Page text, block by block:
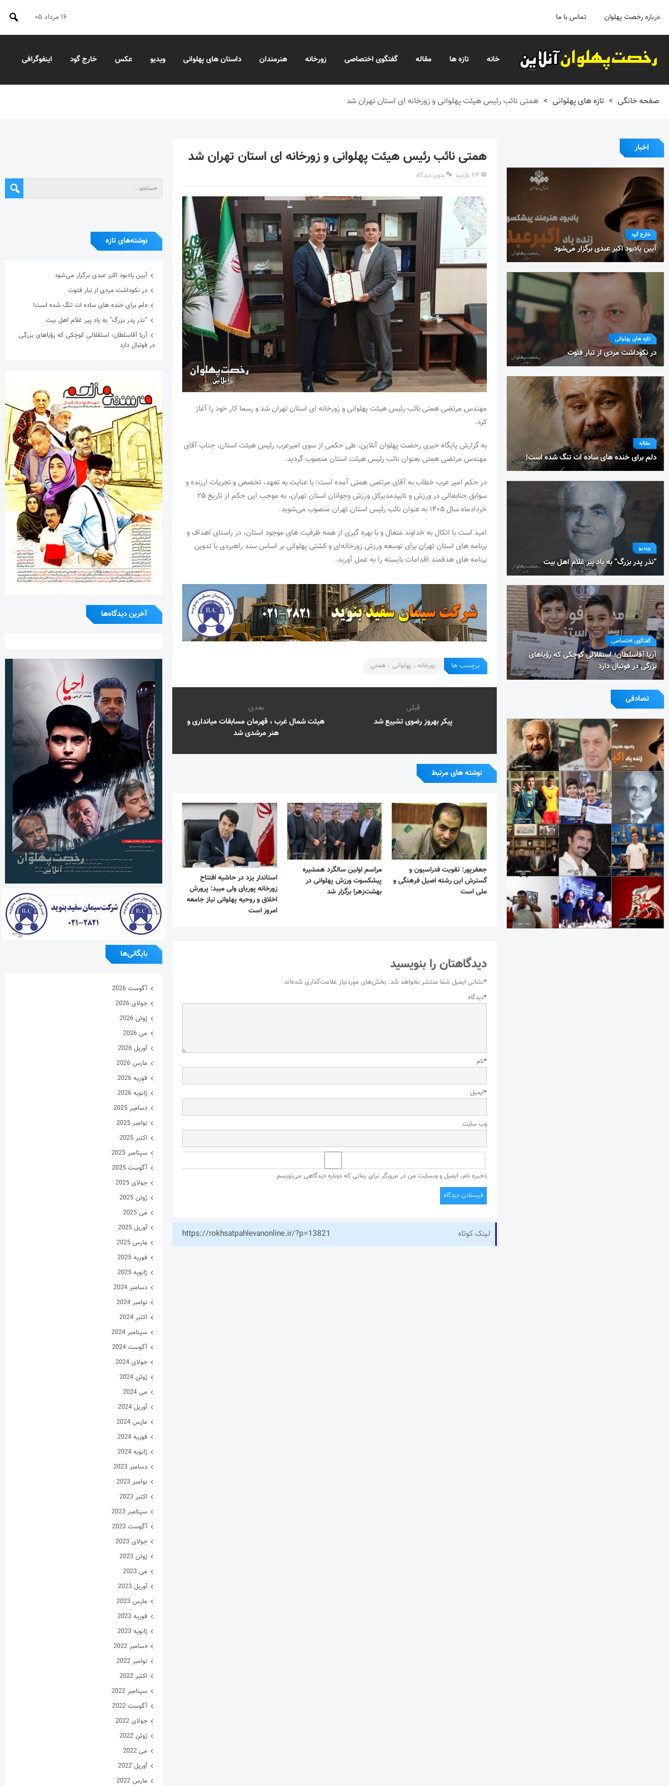
درباره رخصت پهلوان تماس با ما ۱۶ مرداد ۰۵
خانه تازه ها مقاله گفتگوی اختصاصی زورخانه هنرمندان داستان های پهلوانی ویدیو عکس خارج گود اینفوگرافی
صفحه خانگی > تازه های پهلوانی > همتی نائب رئیس هیئت پهلوانی و زورخانه ای استان تهران شد
اخبار
خارج گود
آیین یادبود اکبر عبدی برگزار می‌شود
تازه های پهلوانی
در نکوداشت مردی از تبار فتوت
مقاله
دلم برای خنده های ساده ات تنگ شده است!
ویدیو
“نذر پدر بزرگ” به یاد پیر غلام اهل بیت
گفتگوی اختصاصی
آریا آقاسلطان؛ استقلالیِ کوچکی که رؤیاهای
بزرگی در فوتبال دارد
تصادفی
همتی نائب رئیس هیئت پهلوانی و زورخانه ای استان تهران شد
۲۴ بازدید بدون دیدگاه
مهندس مرتضی همتی نائب رئیس هیئت پهلوانی و زورخانه ای استان تهران شد و رسما کار خود را آغاز
کرد.
به گزارش پایگاه خبری رخصت پهلوان آنلاین، طی حکمی از سوی امیرعرب رئیس هیئت استان، جناب آقای
مهندس مرتضی همتی بعنوان نائب رئیس هیئت استان منصوب گردید.
در حکم امیر عرب خطاب به آقای مرتضی همتی آمده است: با عنایت به تعهد، تخصص و تجریات ارزنده و
سوابق جنابعالی در ورزش و تاییدمدیرکل ورزش وجوانان استان تهران، به موجب این حکم از تاریخ ۲۵
خردادماه سال ۱۴۰۵ به عنوان نائب رئیس استان تهران منصوب می‌شوید.
امید است با اتکال به خداوند متعال و با بهره گیری از همه ظرفیت های موجود استان، در راستای اهداف و
برنامه های استان تهران برای توسعه ورزش زورخانه‌ای و کشتی پهلوانی بر اساس سند راهبردی با تدوین
برنامه های هدفمند اقدامات بایسته را به عمل آورید.
برچسب ها زورخانه ، پهلوانی ، همتی
قبلی
پیکر بهروز رضوی تشییع شد
بعدی
هیئت شمال غرب ، قهرمان مسابقات میانداری و
هنر مرشدی شد
نوشته های مرتبط
جعفرپور: تقویت فدراسیون و
گسترش این رشته اصیل فرهنگی و
ملی است
مراسم اولین سالگرد همشیره
پیشکسوت ورزش پهلوانی در
بهشت‌زهرا برگزار شد
استاندار یزد در حاشیه افتتاح
زورخانه پوریای ولی میبد: پرورش
اخلاق و روحیه پهلوانی نیاز جامعه
امروز است
دیدگاهتان را بنویسید
نشانی ایمیل شما منتشر نخواهد شد. بخش‌های موردنیاز علامت‌گذاری شده‌اند
*
دیدگاه*
نام*
ایمیل*
وب‌ سایت
ذخیره نام، ایمیل و وبسایت من در مرورگر برای زمانی که دوباره دیدگاهی می‌نویسم.
لینک کوتاه https://rokhsatpahlevanonline.ir/?p=13821
نوشته‌های تازه
آیین یادبود اکبر عبدی برگزار می‌شود
در نکوداشت مردی از تبار فتوت
دلم برای خنده های ساده ات تنگ شده است!
“نذر پدر بزرگ” به یاد پیر غلام اهل بیت
آریا آقاسلطان؛ استقلالیِ کوچکی که رؤیاهای بزرگی
در فوتبال دارد
آخرین دیدگاه‌ها
بایگانی‌ها
آگوست 2026
جولای 2026
ژوئن 2026
می 2026
آوریل 2026
مارس 2026
فوریه 2026
ژانویه 2026
دسامبر 2025
نوامبر 2025
اکتبر 2025
سپتامبر 2025
آگوست 2025
جولای 2025
ژوئن 2025
می 2025
آوریل 2025
مارس 2025
فوریه 2025
ژانویه 2025
دسامبر 2024
نوامبر 2024
اکتبر 2024
سپتامبر 2024
آگوست 2024
جولای 2024
ژوئن 2024
می 2024
آوریل 2024
مارس 2024
فوریه 2024
ژانویه 2024
دسامبر 2023
نوامبر 2023
اکتبر 2023
سپتامبر 2023
آگوست 2023
جولای 2023
ژوئن 2023
می 2023
آوریل 2023
مارس 2023
فوریه 2023
ژانویه 2023
دسامبر 2022
نوامبر 2022
اکتبر 2022
سپتامبر 2022
آگوست 2022
جولای 2022
ژوئن 2022
می 2022
آوریل 2022
مارس 2022